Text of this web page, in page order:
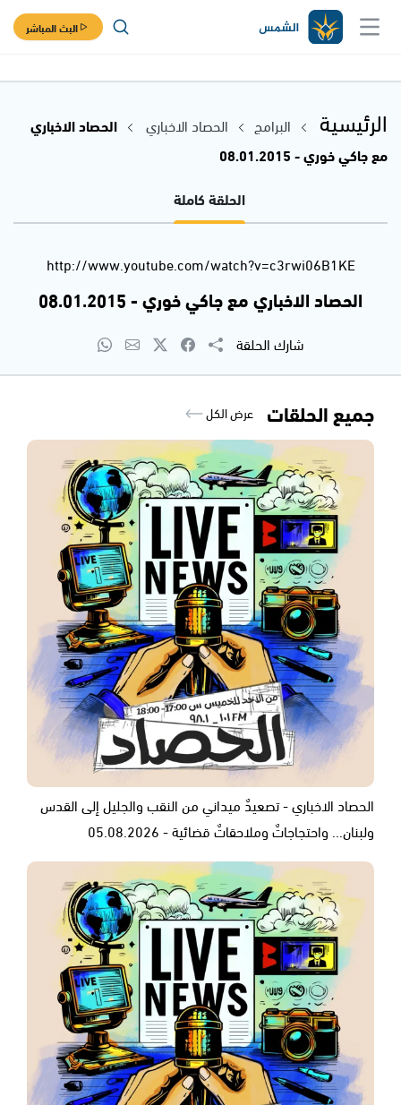
البث المباشر
الرئيسية البرامج الحصاد الاخباري
الحصاد الاخباري
مع جاكي خوري - 08.01.2015
الحلقة كاملة
http://www.youtube.com/watch?v=c3rwi06B1KE
الحصاد الاخباري مع جاكي خوري - 08.01.2015
شارك الحلقة
جميع الحلقات عرض الكل
الحصاد الاخباري - تصعيدٌ ميداني من النقب والجليل إلى القدس
ولبنان... واحتجاجاتٌ وملاحقاتٌ قضائية - 05.08.2026